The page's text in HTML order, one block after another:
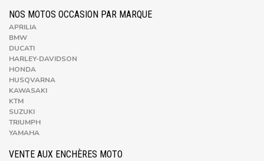
NOS MOTOS OCCASION PAR MARQUE
APRILIA
BMW
DUCATI
HARLEY-DAVIDSON
HONDA
HUSQVARNA
KAWASAKI
KTM
SUZUKI
TRIUMPH
YAMAHA
VENTE AUX ENCHÈRES MOTO